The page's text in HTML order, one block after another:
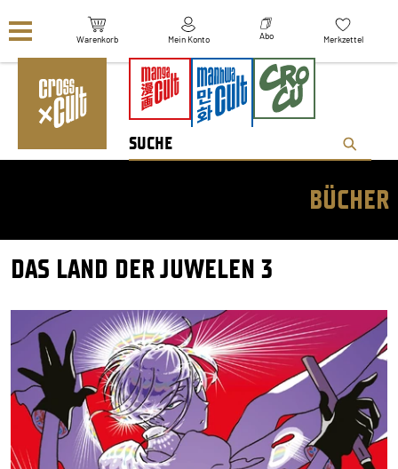
Warenkorb Mein Konto Abo Merkzettel
BÜCHER
DAS LAND DER JUWELEN 3